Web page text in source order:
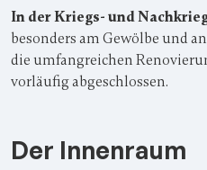
In der Kriegs- und
besonders am Gewölbe und
die umfangreichen
vorläufig abgeschlossen.
Der Innenraum